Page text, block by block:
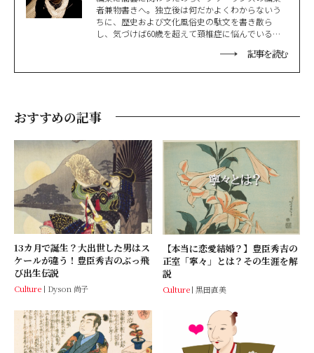
者兼物書きへ。独立後は何だかよくわからないう
ちに、歴史および文化風俗史の駄文を書き散ら
し、気づけば60歳を超えて頚椎症に悩んでいる。
記事を読む
おすすめの記事
13カ月で誕生？大出世した男はス
ケールが違う！豊臣秀吉のぶっ飛
び出生伝説
Culture Dyson 尚子
【本当に恋愛結婚？】豊臣秀吉の
正室「寧々」とは？その生涯を解
説
Culture 黒田直美